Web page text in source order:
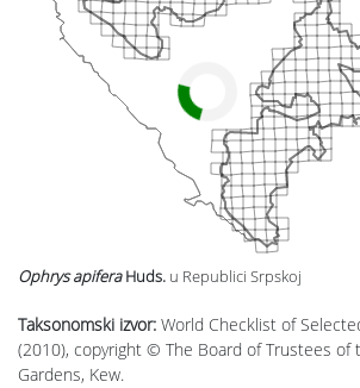
Taksonomski izvor: World Checklist of
(2010), copyright © The Board of Trustees of
Gardens, Kew.
Ophrys apiferaHuds. u Republici Srpskoj